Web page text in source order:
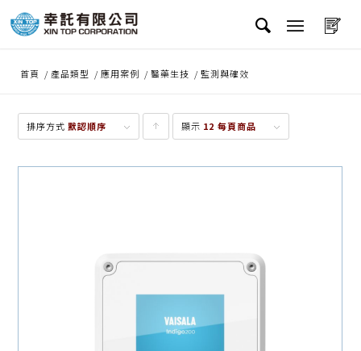
首頁 / 產品類型 / 應用案例 / 醫藥生技 / 監測與確效
排序方式默認順序
點
顯示 12 每頁商品